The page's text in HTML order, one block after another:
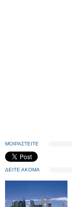
ΜΟΙΡΑΣΤΕΙΤΕ
ΔΕΙΤΕ ΑΚΟΜΑ